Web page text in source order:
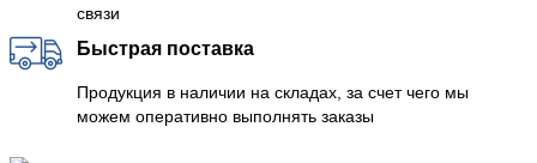
связи
Быстрая поставка
Продукция в наличии на складах, за счет чего мы
можем оперативно выполнять заказы